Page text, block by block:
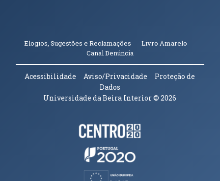
Elogios, Sugestões e Reclamações Livro Amarelo
Canal Denúncia(abre em nova janela)
Acessibilidade Aviso/Privacidade
Proteção de
Dados
Universidade da Beira Interior© 2026
Parceiros e Financiadores